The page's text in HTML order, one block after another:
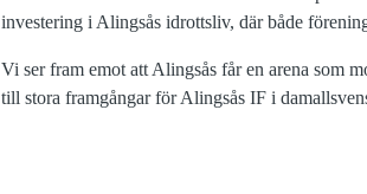
investering i Alingsås idrottsliv, där både
Vi ser fram emot att Alingsås får en arena som
till stora framgångar för Alingsås IF i